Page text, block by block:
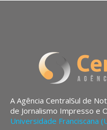
A Agência CentralSul de
de Jornalismo Impresso e
Universidade Franciscana